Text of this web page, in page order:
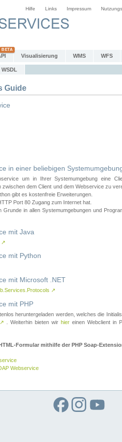
Hilfe Links Impressum
Visualisierung WMS WFS
WSDL
Guide
in einer beliebigen
um in Ihrer Systemumgebung eine
zwischen dem Client und dem Webservice zu
gibt es kostenfreie Erweiterungen.
Port 80 Zugang zum Internet hat.
in allen Systemumgebungen und
mit Java
↗
mit Python
mit Microsoft .NET
↗
mit PHP
heruntergeladen werden, welches die
↗ . Weiterhin bieten wir hier einen Webclient in
Formular mithilfe der PHP Soap-
Webservice